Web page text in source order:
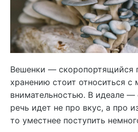
Вешенки — скоропортящийся
хранению стоит относиться с
внимательностью. В идеале —
речь идет не про вкус, а про
то уместнее поступить